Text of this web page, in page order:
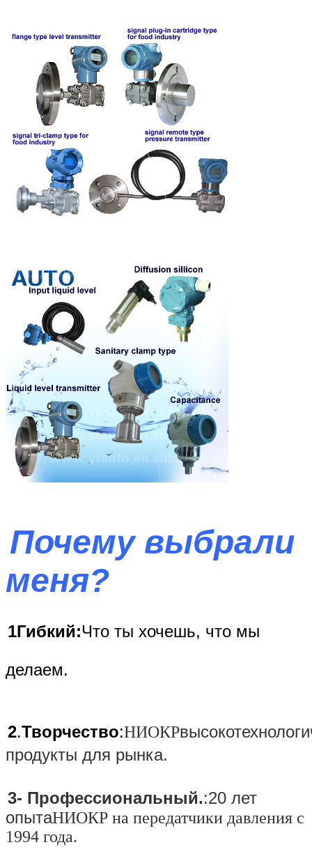
Почему выбрали
меня?
1Гибкий:Что ты хочешь, что мы
делаем.
2.Творчество:НИОКР
продукты для рынка.
3- Профессиональный.:20 лет
опытаНИОКР на передатчики давления с
1994 года.